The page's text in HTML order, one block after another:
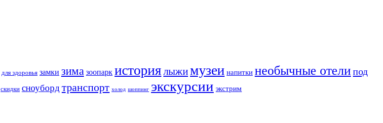
для здоровья замки зима зоопарк историялыжимузеи напитки необычные отелипод
скидки сноуборд транспорт холод шоппинг экскурсии экстрим